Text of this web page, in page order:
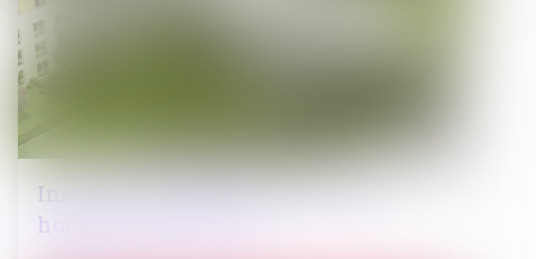
Installer une roulotte ou un mobil-
home sur son terrain